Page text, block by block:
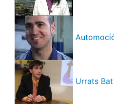
Urrats Bat